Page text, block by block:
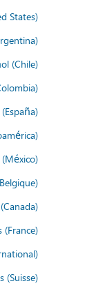
States)
(Chile)
(France)
(Suisse)